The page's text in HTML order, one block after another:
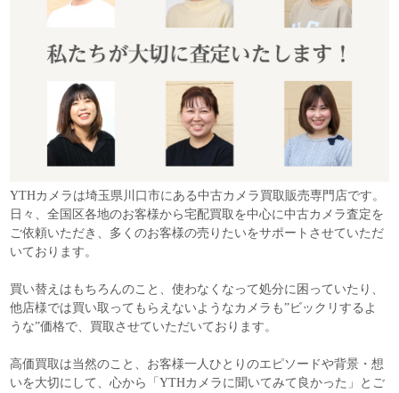
YTHカメラは埼玉県川口市にある中古カメラ買取販売専門店です。
日々、全国区各地のお客様から宅配買取を中心に中古カメラ査定を
ご依頼いただき、多くのお客様の売りたいをサポートさせていただ
いております。
買い替えはもちろんのこと、使わなくなって処分に困っていたり、
他店様では買い取ってもらえないようなカメラも”ビックリするよ
うな”価格で、買取させていただいております。
高価買取は当然のこと、お客様一人ひとりのエピソードや背景・想
いを大切にして、心から「YTHカメラに聞いてみて良かった」とご